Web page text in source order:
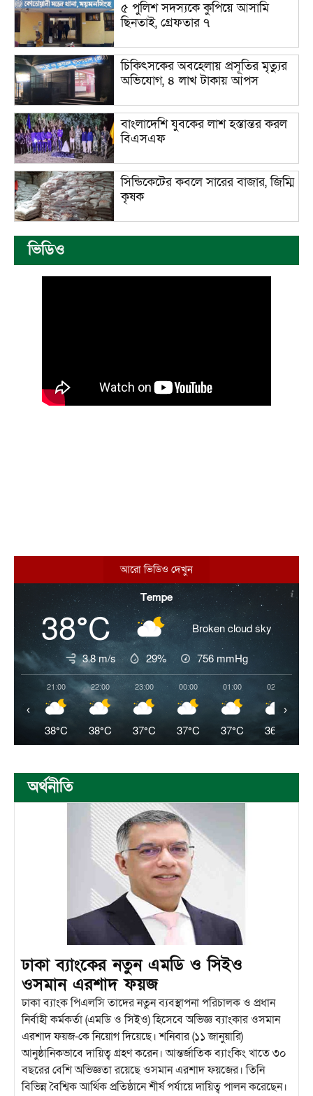
৫ পুলিশ সদস্যকে কুপিয়ে আসামি
ছিনতাই, গ্রেফতার ৭
চিকিৎসকের অবহেলায় প্রসূতির মৃত্যুর
অভিযোগ, ৪ লাখ টাকায় আপস
বাংলাদেশি যুবকের লাশ হস্তান্তর করল
বিএসএফ
সিন্ডিকেটের কবলে সারের বাজার, জিম্মি
কৃষক
ভিডিও
আরো ভিডিও দেখুন
Tempe
38°C Broken cloud sky
3.8 m/s 29% 756 mmHg
21:00
38°C
22:00
38°C
23:00
37°C
00:00
37°C
01:00
37°C
02:00
36°C
‹ ›
অর্থনীতি
ঢাকা ব্যাংকের নতুন এমডি ও সিইও
ওসমান এরশাদ ফয়জ
ঢাকা ব্যাংক পিএলসি তাদের নতুন ব্যবস্থাপনা পরিচালক ও প্রধান
নির্বাহী কর্মকর্তা (এমডি ও সিইও) হিসেবে অভিজ্ঞ ব্যাংকার ওসমান
এরশাদ ফয়জ-কে নিয়োগ দিয়েছে। শনিবার (১১ জানুয়ারি)
আনুষ্ঠানিকভাবে দায়িত্ব গ্রহণ করেন। আন্তর্জাতিক ব্যাংকিং খাতে ৩০
বছরের বেশি অভিজ্ঞতা রয়েছে ওসমান এরশাদ ফয়জের। তিনি
বিভিন্ন বৈশ্বিক আর্থিক প্রতিষ্ঠানে শীর্ষ পর্যায়ে দায়িত্ব পালন করেছেন।